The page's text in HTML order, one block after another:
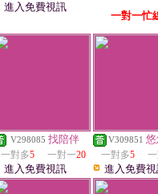
進入免費視訊
一對一忙
V298085 找陪伴
一對多5 一對一20
進入免費視訊
V309851
一對多5
進入免費